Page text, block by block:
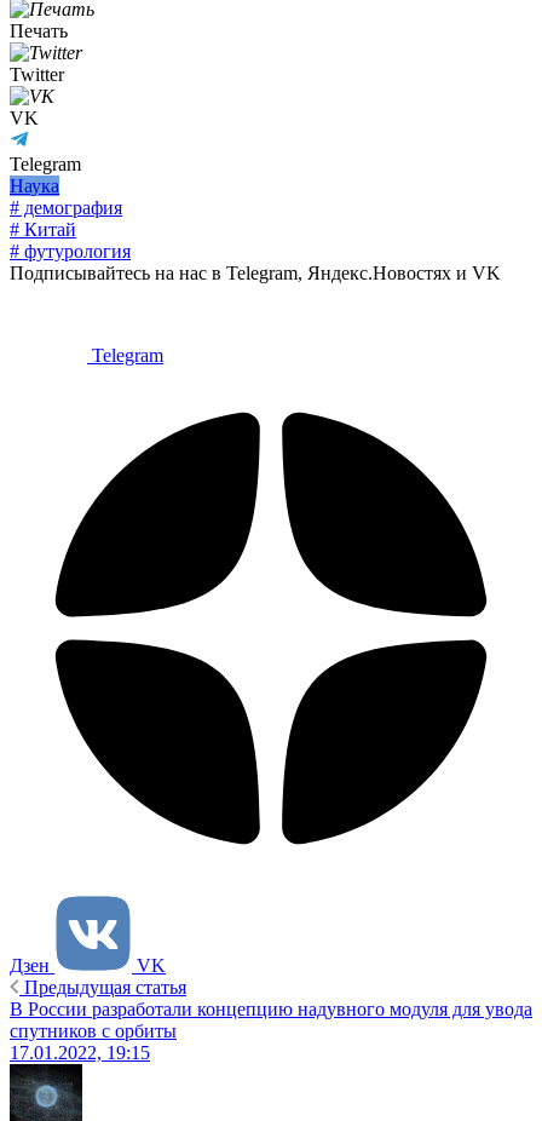
Печать
Twitter
VK
Telegram
Наука
# демография
# Китай
# футурология
Подписывайтесь на нас в Telegram, Яндекс.Новостях и VK
Telegram
Дзен
VK
Предыдущая статья
В России разработали концепцию надувного модуля для увода
спутников с орбиты
17.01.2022, 19:15